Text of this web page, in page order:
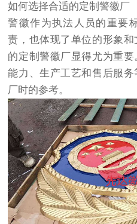
如何选择合适的定制警徽厂
警徽作为执法人员的重要
责，也体现了单位的形象
的定制警徽厂显得尤为重
能力、生产工艺和售后服
厂时的参考。